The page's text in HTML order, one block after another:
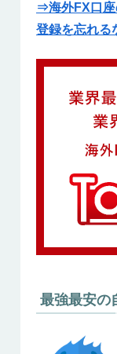
⇒海外FX口座
登録を忘れる
最強最安の